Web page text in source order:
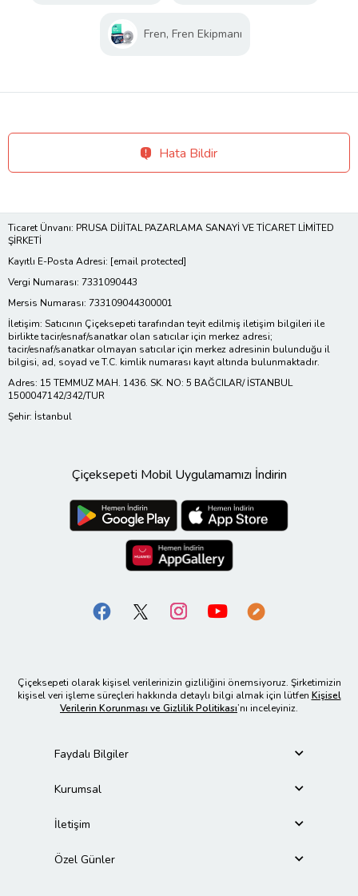
Fren, Fren Ekipmanı
Hata Bildir
Ticaret Ünvanı: PRUSA DİJİTAL PAZARLAMA SANAYİ VE TİCARET LİMİTED
ŞİRKETİ
Kayıtlı E-Posta Adresi: [email protected]
Vergi Numarası: 7331090443
Mersis Numarası: 733109044300001
İletişim: Satıcının Çiçeksepeti tarafından teyit edilmiş iletişim bilgileri ile
birlikte tacir/esnaf/sanatkar olan satıcılar için merkez adresi;
tacir/esnaf/sanatkar olmayan satıcılar için merkez adresinin bulunduğu il
bilgisi, ad, soyad ve T.C. kimlik numarası kayıt altında bulunmaktadır.
Adres: 15 TEMMUZ MAH. 1436. SK. NO: 5 BAĞCILAR/ İSTANBUL
1500047142/342/TUR
Şehir: İstanbul
Çiçeksepeti Mobil Uygulamamızı İndirin
Çiçeksepeti olarak kişisel verilerinizin gizliliğini önemsiyoruz. Şirketimizin
kişisel veri işleme süreçleri hakkında detaylı bilgi almak için lütfen Kişisel
Verilerin Korunması ve Gizlilik Politikası’nı inceleyiniz.
Faydalı Bilgiler
Kurumsal
İletişim
Özel Günler